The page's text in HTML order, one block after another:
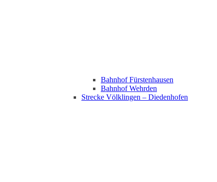
Bahnhof Fürstenhausen
Bahnhof Wehrden
Strecke Völklingen – Diedenhofen